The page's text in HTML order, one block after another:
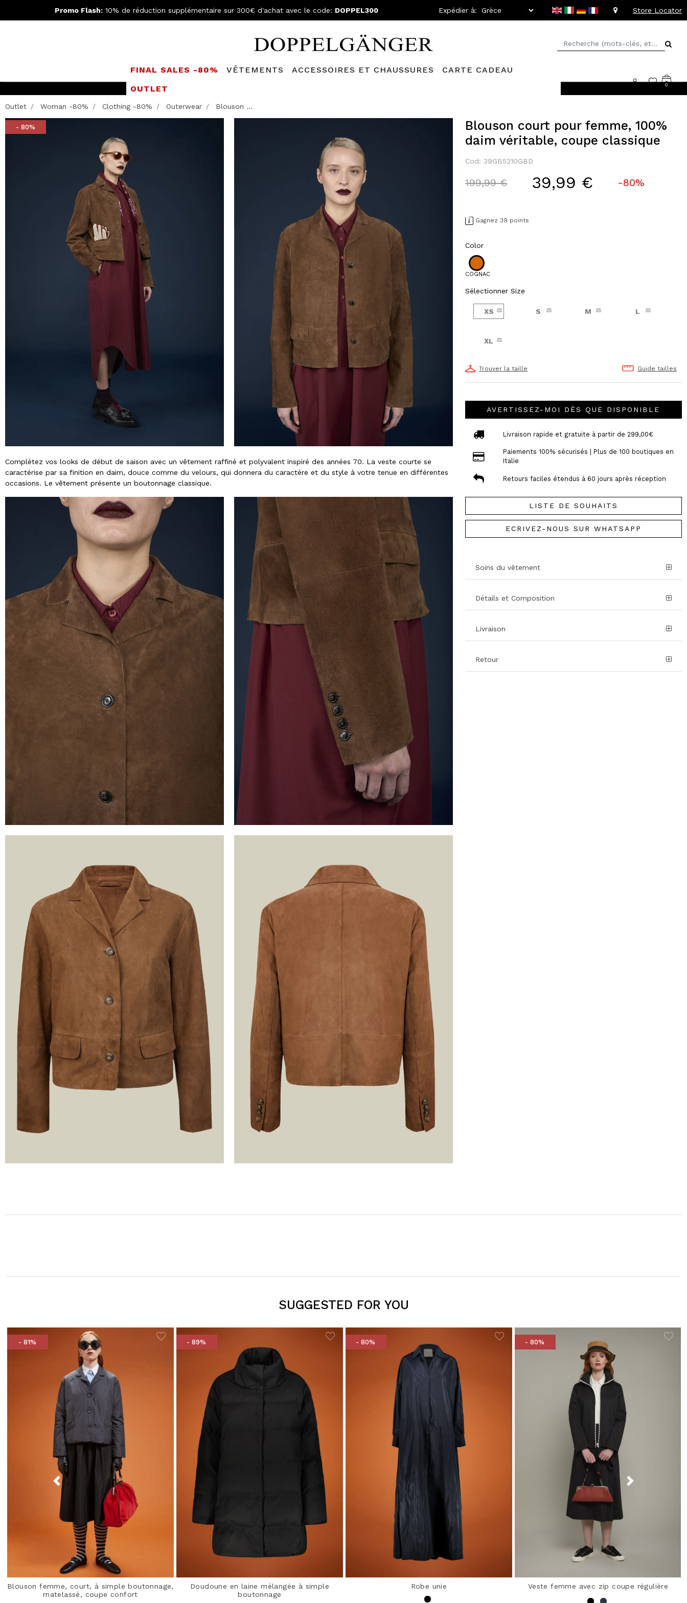
Promo Flash: 10% de réduction supplémentaire sur 300€ d'achat avec le code: DOPPEL300 Expédier à: Store Locator
FINAL SALES -80% VÊTEMENTS ACCESSOIRES ET CHAUSSURES
CARTE CADEAU
OUTLET
0
Rejoignez le
Outlet Woman -80% Clothing -80% Outerwear Blouson ...
- 80%
Complétez vos looks de début de saison avec un vêtement raffiné et polyvalent inspiré des années 70. La veste courte se
caractérise par sa finition en daim, douce comme du velours, qui donnera du caractère et du style à votre tenue en différentes
occasions. Le vêtement présente un boutonnage classique.
Blouson court pour femme, 100%
daim véritable, coupe classique
Cod: 39GB5210GBD
Price reduced from
199,99 €to 39,99 € -80%
Gagnez 39 points
Color
COGNAC
Sélectionner Size
XS S M L
XL
Trouver la taille Guide tailles
AVERTISSEZ-MOI DÈS QUE DISPONIBLE
Livraison rapide et gratuite à partir de 299,00€
Paiements 100% sécurisés | Plus de 100 boutiques en
Italie
Retours faciles étendus à 60 jours après réception
LISTE DE SOUHAITS
ECRIVEZ-NOUS SUR WHATSAPP
Soins du vêtement
Détails et Composition
Livraison
Retour
SUGGESTED FOR YOU
- 81%
Blouson femme, court, à simple boutonnage,
matelassé, coupe confort
- 89%
Doudoune en laine mélangée à simple
boutonnage
- 80%
Robe unie
- 80%
Veste femme avec zip coupe régulière